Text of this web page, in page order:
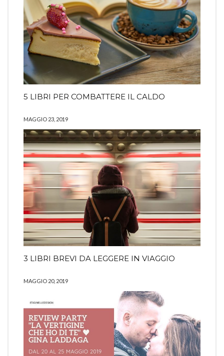
5 LIBRI PER COMBATTERE IL CALDO
MAGGIO 23, 2019
3 LIBRI BREVI DA LEGGERE IN VIAGGIO
MAGGIO 20, 2019